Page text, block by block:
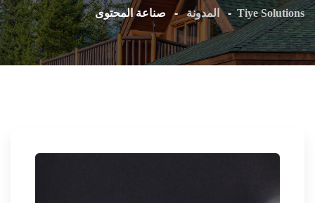
Tiye Solutions
- المدونة - صناعة المحتوى